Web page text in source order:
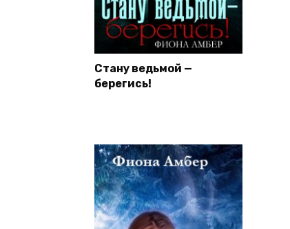
Стану ведьмой —
берегись!